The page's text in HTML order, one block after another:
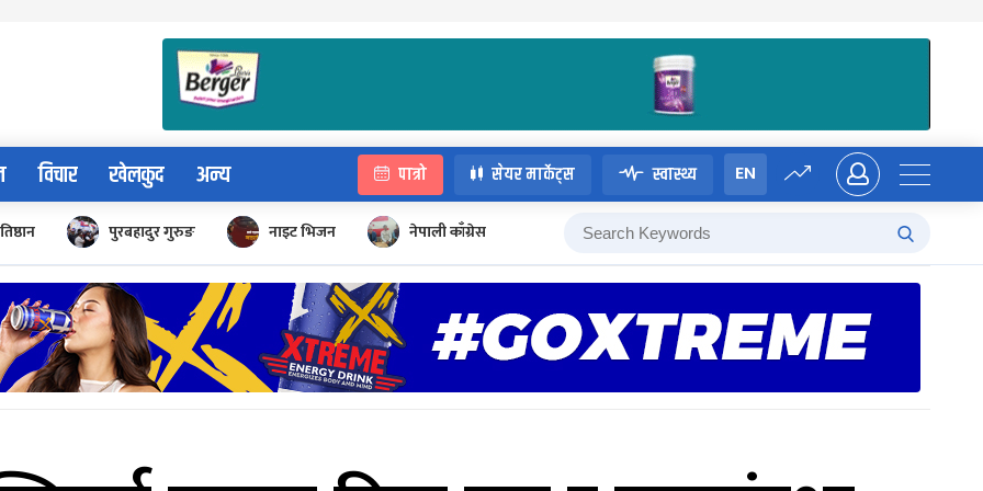
विचार खेलकुद अन्य पात्रो सेयर मार्केट्स स्वास्थ्य EN
पुरबहादुर गुरुङ नाइट भिजन नेपाली काँग्रेस